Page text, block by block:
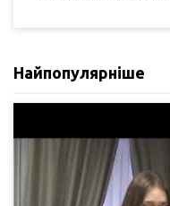
Найпопулярніше